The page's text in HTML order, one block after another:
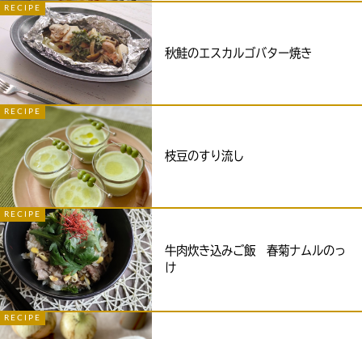
RECIPE
秋鮭のエスカルゴバター焼き
RECIPE
枝豆のすり流し
RECIPE
牛肉炊き込みご飯 春菊ナムルのっ
け
RECIPE